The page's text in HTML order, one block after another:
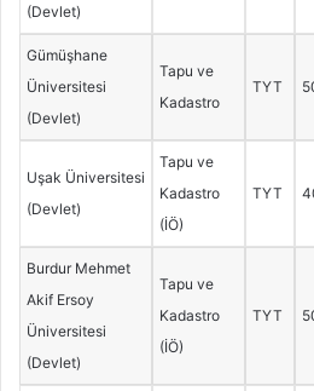
(Devlet)
Gümüşhane
Üniversitesi
(Devlet)
Tapu ve
Kadastro
TYT
Uşak Üniversitesi
(Devlet)
Tapu ve
Kadastro
(İÖ)
TYT
Burdur Mehmet
Akif Ersoy
Üniversitesi
(Devlet)
Tapu ve
Kadastro
(İÖ)
TYT